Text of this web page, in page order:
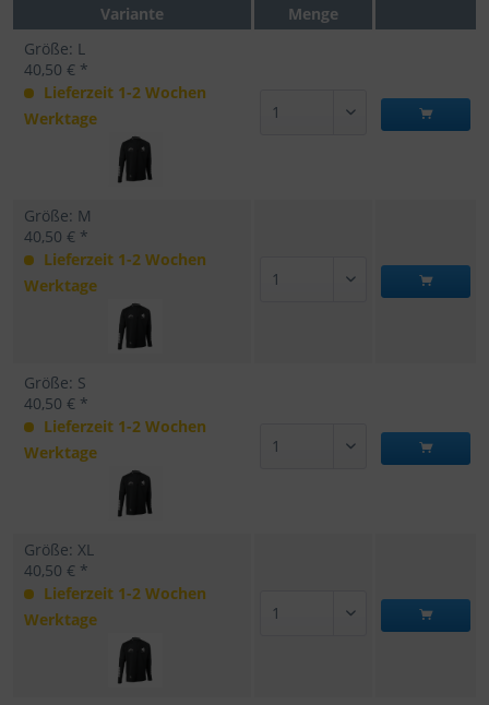
Variante
Menge
Größe: L
40,50 € *
Lieferzeit 1-2 Wochen
Werktage
Größe: M
40,50 € *
Lieferzeit 1-2 Wochen
Werktage
Größe: S
40,50 € *
Lieferzeit 1-2 Wochen
Werktage
Größe: XL
40,50 € *
Lieferzeit 1-2 Wochen
Werktage